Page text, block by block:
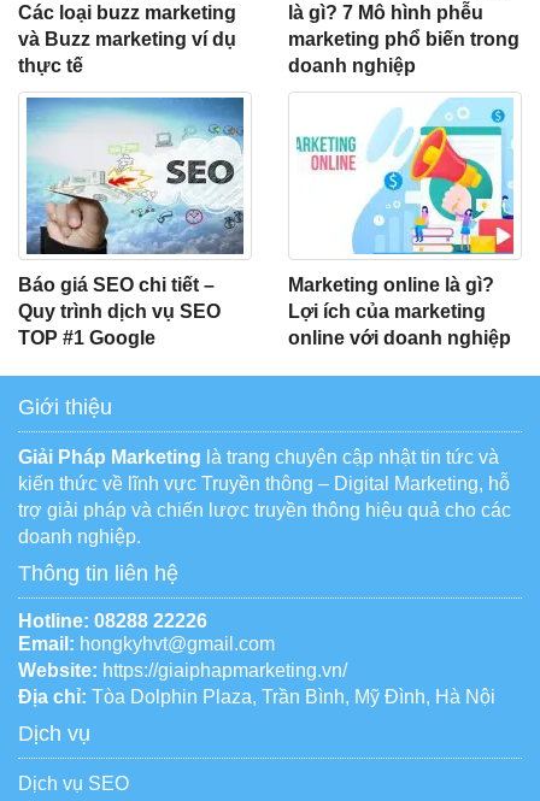
Các loại buzz marketing
và Buzz marketing ví dụ
thực tế
là gì? 7 Mô hình phễu
marketing phổ biến trong
doanh nghiệp
Báo giá SEO chi tiết –
Quy trình dịch vụ SEO
TOP #1 Google
Marketing online là gì?
Lợi ích của marketing
online với doanh nghiệp
Giới thiệu
Giải Pháp Marketing là trang chuyên cập nhật tin tức và
kiến thức về lĩnh vực Truyền thông – Digital Marketing, hỗ
trợ giải pháp và chiến lược truyền thông hiệu quả cho các
doanh nghiệp.
Thông tin liên hệ
Hotline: 08288 22226
Email: hongkyhvt@gmail.com
Website: https://giaiphapmarketing.vn/
Địa chỉ: Tòa Dolphin Plaza, Trần Bình, Mỹ Đình, Hà Nội
Dịch vụ
Dịch vụ SEO